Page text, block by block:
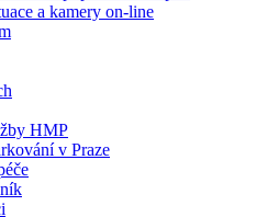
a kamery on-line
HMP
v Praze